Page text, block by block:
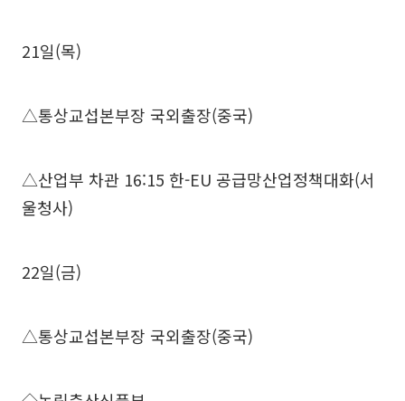
21일(목)
△통상교섭본부장 국외출장(중국)
△산업부 차관 16:15 한-EU 공급망산업정책대화(서
울청사)
22일(금)
△통상교섭본부장 국외출장(중국)